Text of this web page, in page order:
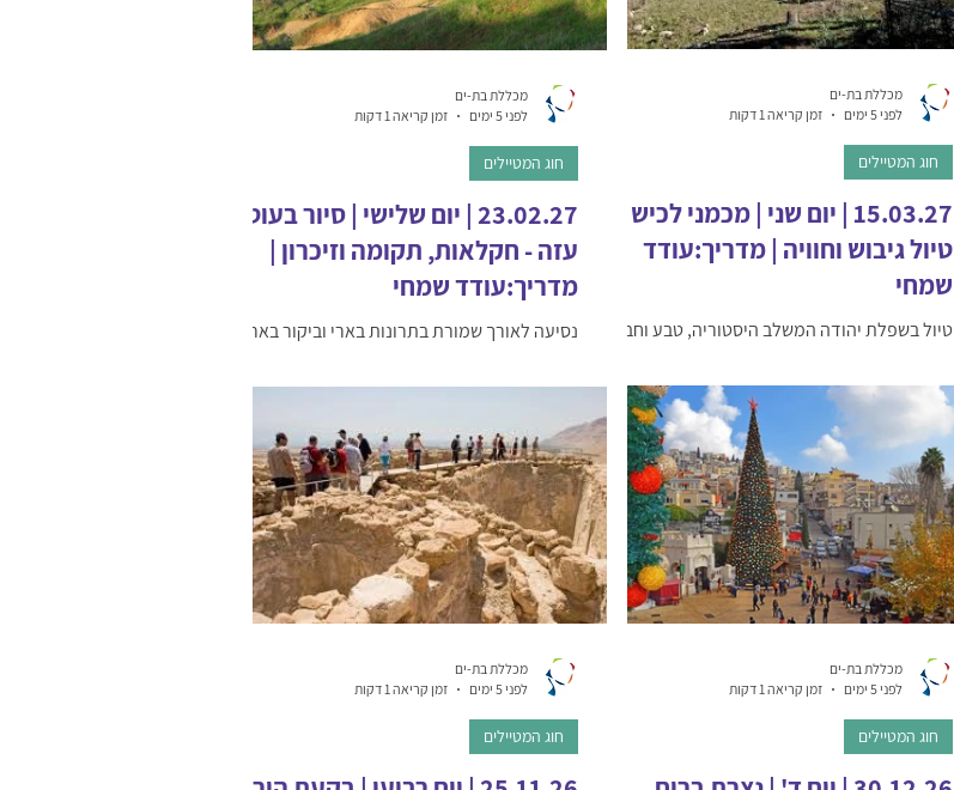
15.03.27 | יום שני | מכמני לכיש |
טיול גיבוש וחוויה | מדריך:עודד
שמחי
טיול בשפלת יהודה המשלב היסטוריה, טבע וחברה.
נפגשים סיפורי התנ״ך, היסטוריה וארכאולוגיה.
נמשיך לכרמי קטיף לסיור מתקנים קדומים כמו
בית בד, מאגר מים ומערות מסתור. לאחר מכן נגיע
לסכר אדוריים שביער אמציה, אזור טבע יפה בלב
חורש אורנים. את היום נסיים בחוות שקף – חווה
טיפולית הפועלת למען מתמודדי פוסט־טראומה
ומשלבת קהילה. היציאה היא בשעה 7 בדיוק. סיום
משוער 18 בערב. הטיולים הינם איכותיים, עם
מדריכים מוסמכים, אוטובוס תיירים
חוג המטיילים
מכללת בת-ים
לפני 5 ימים
זמן קריאה 1 דקות
23.02.27 | יום שלישי | סיור בעוטף
עזה - חקלאות, תקומה וזיכרון |
מדריך:עודד שמחי
נסיעה לאורך שמורת בתרונות בארי וביקור בארי
ע"י הבריטים, וכן ב"יד אנז"ק" (אנז"ק –
פסטיבל ה"נובה", מושב פרעין גן-הדינרים בית של
חריף נלמד על גידול פלפלים חריפים ונטעם
מוצרים ייחודיים . היציאה היא בשעה 7 בדיוק. סיום
משוער 18 בערב. הטיולים הינם איכותיים, עם
מדריכים מוסמכים, אוטובוס תיירים
מפואר.הטיולים כוללים כניסה לאתרים ונסיעה
בכביש. יש להגיע עם נעלי הליכה, כובע ומים,
חוג המטיילים
מכללת בת-ים
לפני 5 ימים
זמן קריאה 1 דקות
חוג המטיילים
מכללת בת-ים
לפני 5 ימים
זמן קריאה 1 דקות
חוג המטיילים
מכללת בת-ים
לפני 5 ימים
זמן קריאה 1 דקות